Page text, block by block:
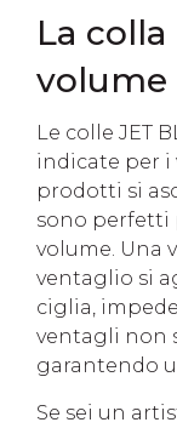
La
volume
Le colle JET
indicate per i
prodotti si
sono perfetti
volume. Una
ventaglio si
ciglia,
ventagli non
garantendo
Se sei un